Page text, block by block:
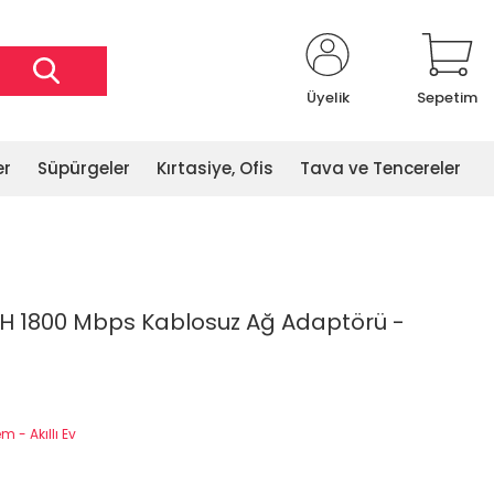
Üyelik Sepetim
Süpürgeler Kırtasiye, Ofis Tava ve Tencereler
1800 Mbps Kablosuz Ağ Adaptörü -
- Akıllı Ev